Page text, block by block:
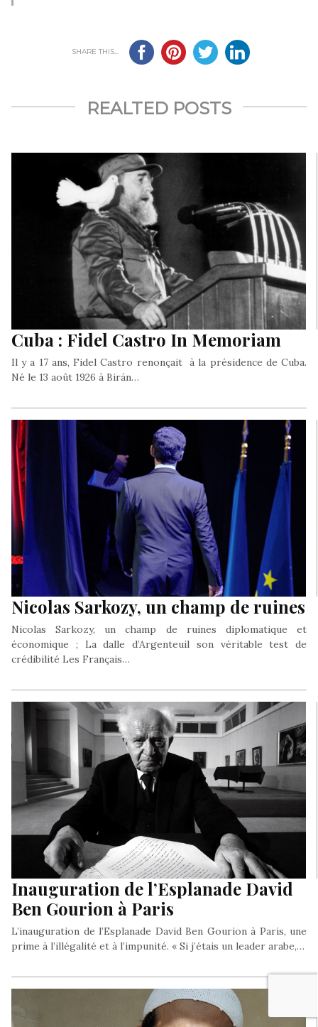
SHARE THIS...
REALTED POSTS
Cuba : Fidel Castro In Memoriam
Il y a 17 ans, Fidel Castro renonçait à la présidence de Cuba.
Né le 13 août 1926 à Birán…
Nicolas Sarkozy, un champ de ruines
Nicolas Sarkozy, un champ de ruines diplomatique et
économique ; La dalle d’Argenteuil son véritable test de
crédibilité Les Français…
Inauguration de l’Esplanade David
Ben Gourion à Paris
L’inauguration de l’Esplanade David Ben Gourion à Paris, une
prime à l’illégalité et à l’impunité. « Si j’étais un leader arabe,…